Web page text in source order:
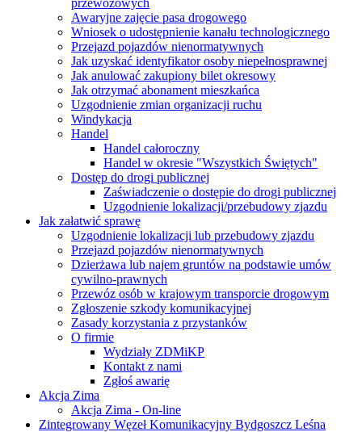
Awaryjne zajęcie pasa drogowego
Wniosek o udostępnienie kanału technologicznego
Przejazd pojazdów nienormatywnych
Jak uzyskać identyfikator osoby niepełnosprawnej
Jak anulować zakupiony bilet okresowy
Jak otrzymać abonament mieszkańca
Uzgodnienie zmian organizacji ruchu
Windykacja
Handel
Handel całoroczny
Handel w okresie "Wszystkich Świętych"
Dostęp do drogi publicznej
Zaświadczenie o dostępie do drogi publicznej
Uzgodnienie lokalizacji/przebudowy zjazdu
Jak załatwić sprawę
Uzgodnienie lokalizacji lub przebudowy zjazdu
Przejazd pojazdów nienormatywnych
Dzierżawa lub najem gruntów na podstawie umów
cywilno-prawnych
Przewóz osób w krajowym transporcie drogowym
Zgłoszenie szkody komunikacyjnej
Zasady korzystania z przystanków
O firmie
Wydziały ZDMiKP
Kontakt z nami
Zgłoś awarię
Akcja Zima
Akcja Zima - On-line
Zintegrowany Węzeł Komunikacyjny Bydgoszcz Leśna